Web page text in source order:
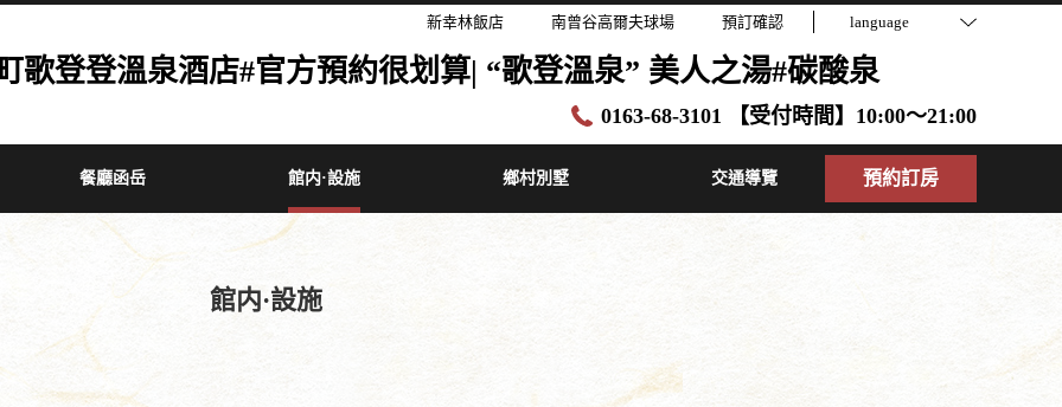
新幸林飯店 南曾谷高爾夫球場 預訂確認 language
歌登登溫泉酒店#官方預約很划算| “歌登溫泉” 美人之湯#碳酸泉
0163-68-3101 【受付時間】10:00～21:00
餐廳函岳 館内·設施 鄉村別墅 交通導覽 預約訂房
館内·設施